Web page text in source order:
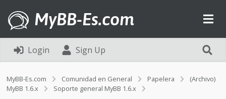
MyBB-Es.com
Login Sign Up
MyBB-Es.com Comunidad en General Papelera
(Archivo)
MyBB 1.6.x
Soporte general MyBB 1.6.x